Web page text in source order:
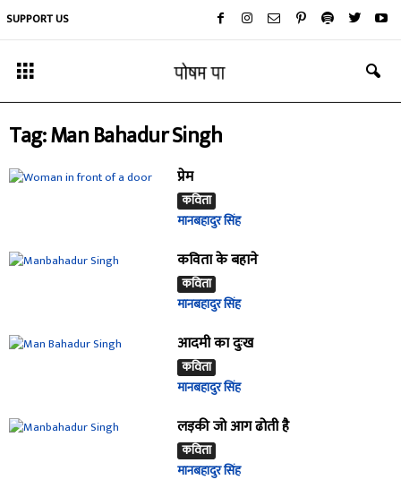
SUPPORT US
Tag: Man Bahadur Singh
प्रेम
कविता
मानबहादुर सिंह
कविता के बहाने
कविता
मानबहादुर सिंह
आदमी का दुःख
कविता
मानबहादुर सिंह
लड़की जो आग ढोती है
कविता
मानबहादुर सिंह